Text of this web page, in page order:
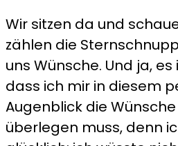
Wir sitzen da und
zählen die
uns Wünsche. Und ja,
dass ich mir in diesem
Augenblick die
überlegen muss, denn